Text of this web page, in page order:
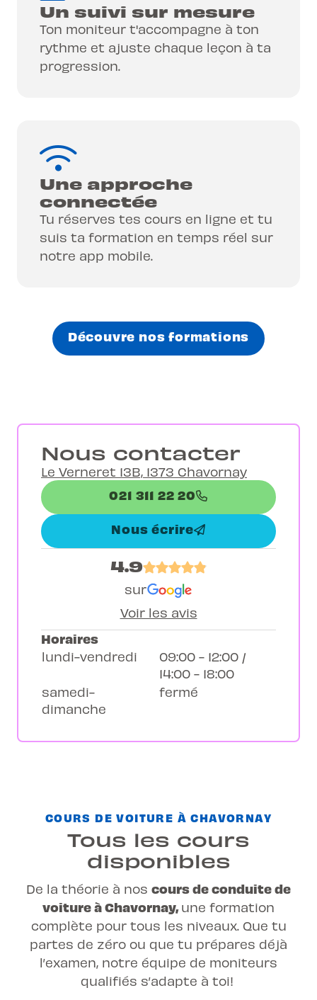
Un suivi sur mesure
Ton moniteur t'accompagne à ton
rythme et ajuste chaque leçon à ta
progression.
Une approche
connectée
Tu réserves tes cours en ligne et tu
suis ta formation en temps réel sur
notre app mobile.
Découvre nos formations
Nous contacter
Le Verneret 13B, 1373 Chavornay
021 311 22 20
Nous écrire
4.9
sur
Voir les avis
Horaires
lundi-vendredi
09:00 - 12:00 /
14:00 - 18:00
samedi-
dimanche
fermé
COURS DE VOITURE À CHAVORNAY
Tous les cours
disponibles
De la théorie à nos cours de conduite de
voiture à Chavornay,une formation
complète pour tous les niveaux. Que tu
partes de zéro ou que tu prépares déjà
l’examen, notre équipe de moniteurs
qualifiés s’adapte à toi!